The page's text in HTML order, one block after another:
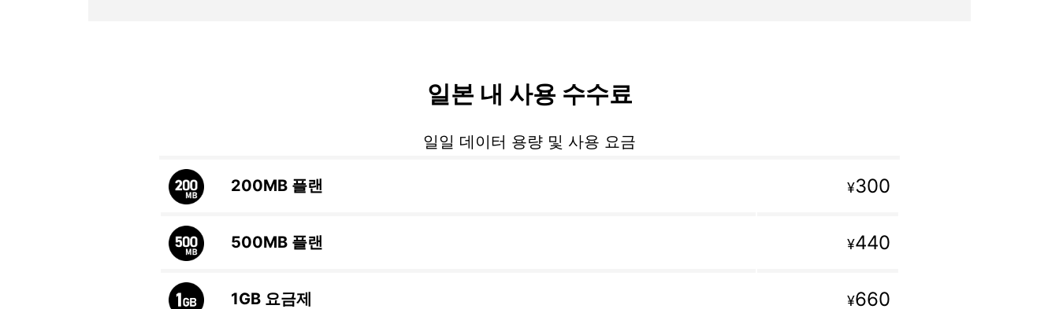
일본 내 사용 수수료
일일 데이터 용량 및 사용 요금
200MB 플랜 ¥300
500MB 플랜 ¥440
1GB 요금제 ¥660